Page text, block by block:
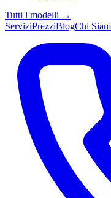
Tutti i modelli →
ServiziPrezziBlogChi